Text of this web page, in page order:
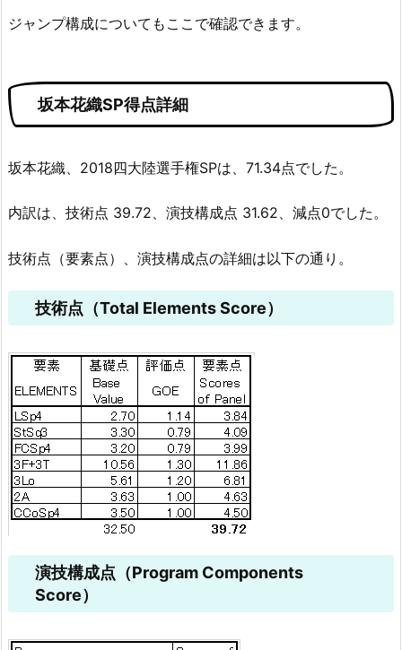
ジャンプ構成についてもここで確認できます。
坂本花織SP得点詳細
坂本花織、2018四大陸選手権SPは、71.34点でした。
内訳は、技術点 39.72、演技構成点 31.62、減点0でした。
技術点（要素点）、演技構成点の詳細は以下の通り。
技術点（Total Elements Score）
演技構成点（Program Components
Score）